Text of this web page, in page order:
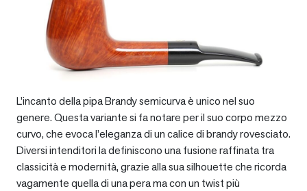
L’incanto della pipa Brandy semicurva è unico nel suo
genere. Questa variante si fa notare per il suo corpo mezzo
curvo, che evoca l’eleganza di un calice di brandy rovesciato.
Diversi intenditori la definiscono una fusione raffinata tra
classicità e modernità, grazie alla sua silhouette che ricorda
vagamente quella di una pera ma con un twist più